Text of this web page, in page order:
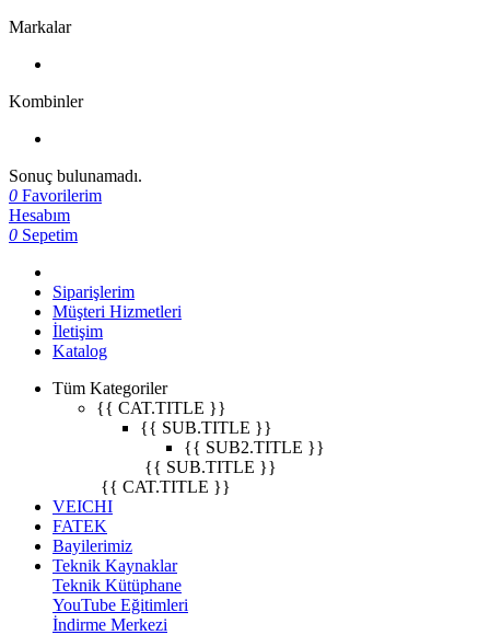
Markalar
Kombinler
Sonuç bulunamadı.
0 Favorilerim
Hesabım
0 Sepetim
Siparişlerim
Müşteri Hizmetleri
İletişim
Katalog
Tüm Kategoriler
{{ CAT.TITLE }}
{{ SUB.TITLE }}
{{ SUB2.TITLE }}
{{ SUB.TITLE }}
{{ CAT.TITLE }}
VEICHI
FATEK
Bayilerimiz
Teknik Kaynaklar
Teknik Kütüphane
YouTube Eğitimleri
İndirme Merkezi